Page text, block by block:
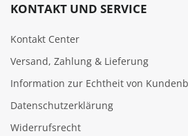
KONTAKT UND SERVICE
Kontakt Center
Versand, Zahlung & Lieferung
Information zur Echtheit von
Datenschutzerklärung
Widerrufsrecht